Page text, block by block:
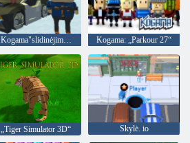
"Kogama"slidinėjimo šuoliai! Kogama: „Parkour 27“
„Tiger Simulator 3D“ Skylė. io